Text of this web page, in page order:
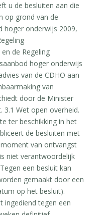
u de besluiten aan die
op grond van de
hoger onderwijs 2009,
de Regeling
hoger onderwijs
van de CDHO aan
van
door de Minister
3.1 Wet open overheid.
ter beschikking in het
de besluiten met
van ontvangst
niet verantwoordelijk
een besluit kan
gemaakt door een
op het besluit).
ingediend tegen een